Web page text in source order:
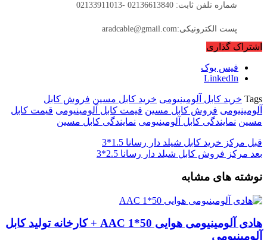
شماره تلفن ثابت: 02136613840 -02133911013
پست الکترونیکی:aradcable@gmail.com
اشتراک گذاری
فیس بوک
LinkedIn
Tags خرید کابل آلومینیومی خرید کابل مسین فروش کابل
آلومینیومی فروش کابل مسین قیمت کابل آلومینیومی قیمت کابل
مسین نمایندگی کابل آلومینیومی نمایندگی کابل مسین
قبل مرکز خرید کابل شیلد دار رسانا 1.5*3
بعد مرکز فروش کابل شیلد دار رسانا 2.5*3
نوشته های مشابه
هادی آلومینیومی هوایی 50*1 AAC + کارخانه تولید کابل
آلومینیومی